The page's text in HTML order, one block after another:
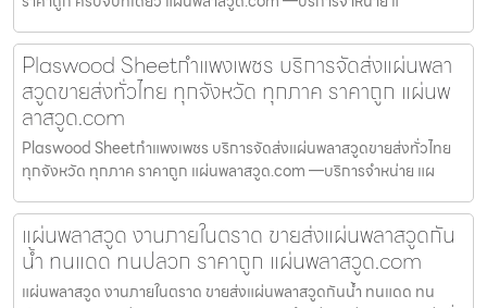
Plaswood Sheetกำแพงเพชร บริการจัดส่งแผ่นพลา
สวูดขายส่งทั่วไทย ทุกจังหวัด ทุกภาค ราคาถูก แผ่นพ
ลาสวูด.com
Plaswood Sheetกำแพงเพชร บริการจัดส่งแผ่นพลาสวูดขายส่งทั่วไทย
ทุกจังหวัด ทุกภาค ราคาถูก แผ่นพลาสวูด.com —บริการจำหน่าย แผ
แผ่นพลาสวูด งานภายในตราด ขายส่งแผ่นพลาสวูดกัน
น้ำ ทนแดด ทนปลวก ราคาถูก แผ่นพลาสวูด.com
แผ่นพลาสวูด งานภายในตราด ขายส่งแผ่นพลาสวูดกันน้ำ ทนแดด ทน